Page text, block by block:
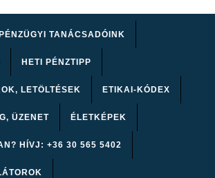
PÉNZÜGYI TANÁCSADÓINK
HETI PÉNZTIPP
LETÖLTÉSEK ETIKAI-KÓDEX
ÜZENET ÉLETKÉPEK
HÍVJ: +36 30 565 5402